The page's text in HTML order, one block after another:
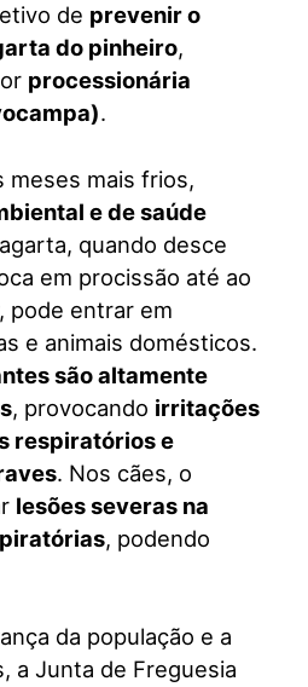
de prevenir o
do pinheiro,
processionária
.
meses mais frios,
e de saúde
quando desce
em procissão até ao
pode entrar em
e animais domésticos.
são altamente
, provocando irritações
respiratórios e
. Nos cães, o
lesões severas na
, podendo
da população e a
a Junta de Freguesia